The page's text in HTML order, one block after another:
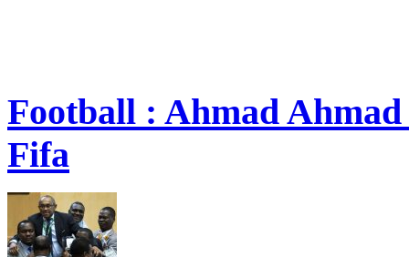
Football : Ahmad
Fifa